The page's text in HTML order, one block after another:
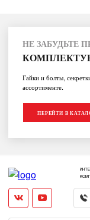
НЕ ЗАБУДЬТЕ
Гайки и болты,
ассортименте.
ПЕРЕЙТИ В